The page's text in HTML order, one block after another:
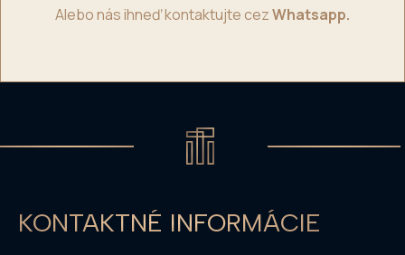
Alebo nás ihneď kontaktujte cezWhatsapp.
KONTAKTNÉ INFORMÁCIE